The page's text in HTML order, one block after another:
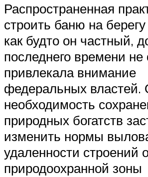
Распространенная
строить баню на
как будто он частный,
последнего времени не
привлекала внимание
федеральных властей.
необходимость
природных богатств
изменить нормы
удаленности строений
природоохранной зоны